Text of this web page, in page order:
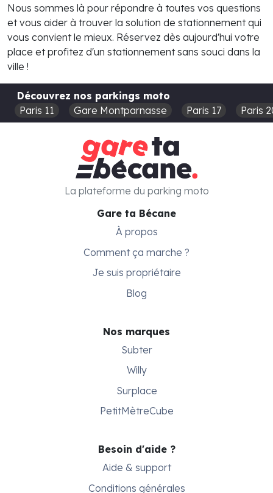
Nous sommes là pour répondre à toutes vos questions
et vous aider à trouver la solution de stationnement qui
vous convient le mieux. Réservez dès aujourd'hui votre
place et profitez d'un stationnement sans souci dans la
ville !
Découvrez nos parkings moto
Paris 11
Gare Montparnasse Paris 17 Paris
Gare ta Bécane
À propos
Comment ça marche ?
Je suis propriétaire
Blog
Nos marques
Subter
Willy
Surplace
PetitMètreCube
Besoin d'aide ?
Aide & support
Conditions générales
La plateforme du parking moto